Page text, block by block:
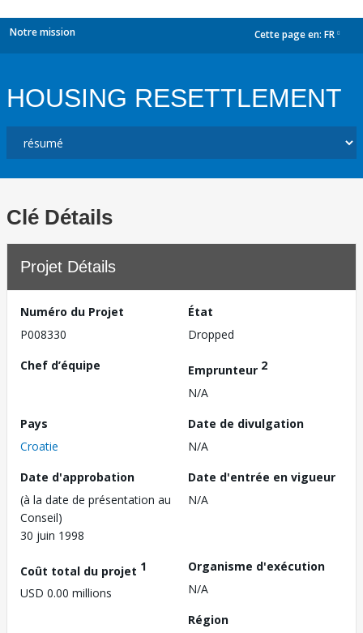
Notre mission Cette page en: FR
HOUSING RESETTLEMENT
Clé Détails
Projet Détails
Numéro du Projet
P008330
État
Dropped
Chef d’équipe
Emprunteur 2
N/A
Pays
Croatie
Date de divulgation
N/A
Date d'approbation
(à la date de présentation au
Conseil)
30 juin 1998
Date d'entrée en vigueur
N/A
Coût total du projet 1
USD 0.00 millions
Organisme d'exécution
N/A
Région